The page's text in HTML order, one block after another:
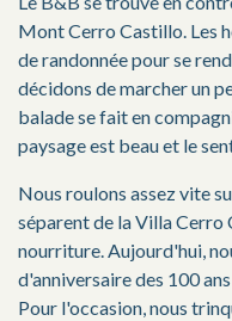
Mont Cerro Castillo. Les
de randonnée pour se
décidons de marcher un
balade se fait en
paysage est beau et le
Nous roulons assez vite
séparent de la Villa Cerro
nourriture. Aujourd'hui,
d'anniversaire des 100
Pour l'occasion, nous